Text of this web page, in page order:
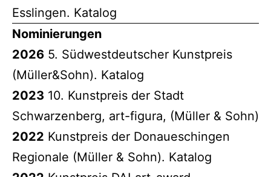
Esslingen. Katalog
Nominierungen
2026 5. Südwestdeutscher Kunstpreis
(Müller&Sohn). Katalog
2023 10. Kunstpreis der Stadt
Schwarzenberg, art-figura, (Müller & Sohn)
2022 Kunstpreis der Donaueschingen
Regionale (Müller & Sohn). Katalog